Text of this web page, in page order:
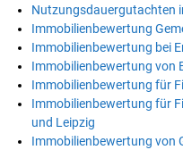
Nutzungsdauergutachten
Immobilienbewertung
Immobilienbewertung bei
Immobilienbewertung von
Immobilienbewertung für
Immobilienbewertung für
und Leipzig
Immobilienbewertung von